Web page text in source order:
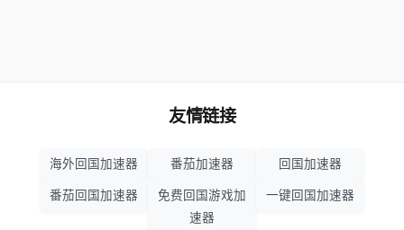
友情链接
海外回国加速器 番茄加速器 回国加速器
番茄回国加速器
免费回国游戏加
速器
一键回国加速器